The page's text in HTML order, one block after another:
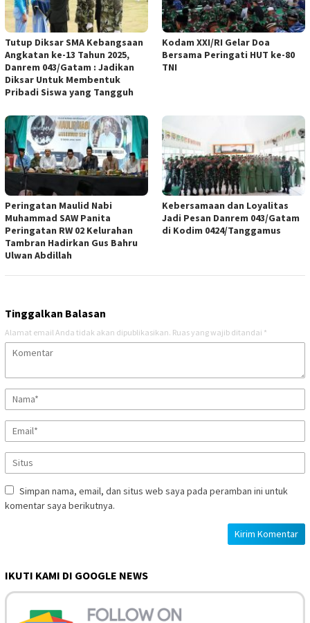
Tutup Diksar SMA Kebangsaan
Angkatan ke-13 Tahun 2025,
Danrem 043/Gatam : Jadikan
Diksar Untuk Membentuk
Pribadi Siswa yang Tangguh
Kodam XXI/RI Gelar Doa
Bersama Peringati HUT ke-80
TNI
Peringatan Maulid Nabi
Muhammad SAW Panita
Peringatan RW 02 Kelurahan
Tambran Hadirkan Gus Bahru
Ulwan Abdillah
Kebersamaan dan Loyalitas
Jadi Pesan Danrem 043/Gatam
di Kodim 0424/Tanggamus
Tinggalkan Balasan
Alamat email Anda tidak akan dipublikasikan. Ruas yang wajib ditandai *
Simpan nama, email, dan situs web saya pada peramban ini untuk
komentar saya berikutnya.
IKUTI KAMI DI GOOGLE NEWS